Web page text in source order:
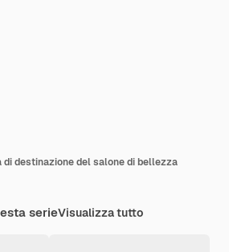
di destinazione del salone di bellezza
serieVisualizza tutto